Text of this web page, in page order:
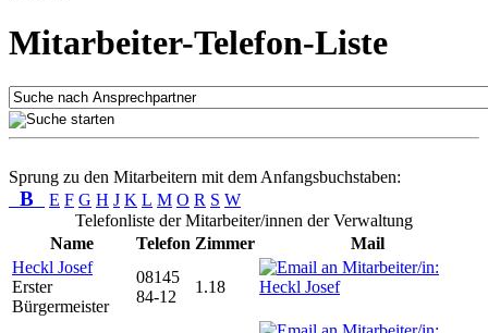
Mitarbeiter-Telefon-Liste
Sprung zu den Mitarbeitern mit dem Anfangsbuchstaben:
B E F G H J K L M O R S W
Telefonliste der Mitarbeiter/innen der Verwaltung
Name
Telefon Zimmer
Mail
Heckl Josef
Erster
Bürgermeister
08145
84-12
1.18